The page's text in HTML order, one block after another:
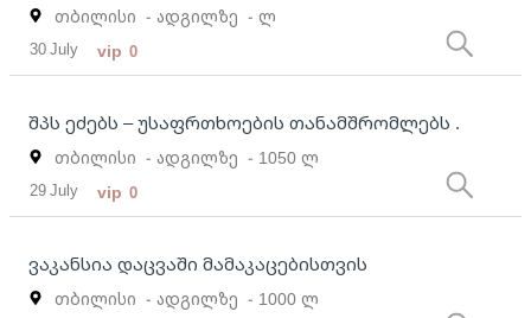
თბილისი - ადგილზე - ლ
30 July vip 0
შპს ეძებს – უსაფრთხოების თანამშრომლებს .
თბილისი - ადგილზე - 1050 ლ
29 July vip 0
ვაკანსია დაცვაში მამაკაცებისთვის
თბილისი - ადგილზე - 1000 ლ